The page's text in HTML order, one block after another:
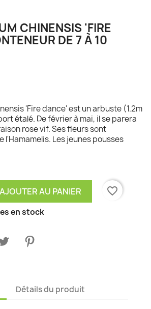
CHINENSIS 'FIRE
DE 7 À 10
'Fire dance' est un arbuste (1.2m
étalé. De février à mai, il se parera
rose vif. Ses fleurs sont
l'Hamamelis. Les jeunes pousses
AJOUTER AU PANIER
favorite_border
en stock
Détails du produit